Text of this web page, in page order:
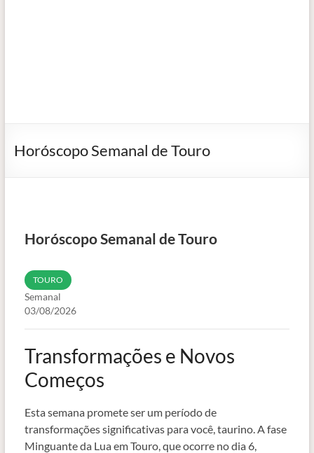
Horóscopo Semanal de Touro
Horóscopo Semanal de Touro
TOURO
Semanal
03/08/2026
Transformações e Novos
Começos
Esta semana promete ser um período de
transformações significativas para você, taurino. A fase
Minguante da Lua em Touro, que ocorre no dia 6,